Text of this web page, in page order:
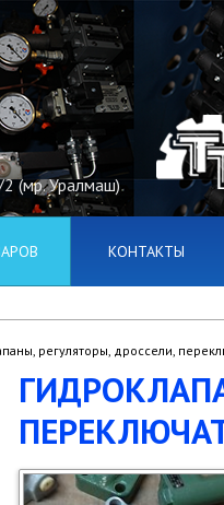
2 (мр. Уралмаш)
КОНТАКТЫ
регуляторы, дроссели,